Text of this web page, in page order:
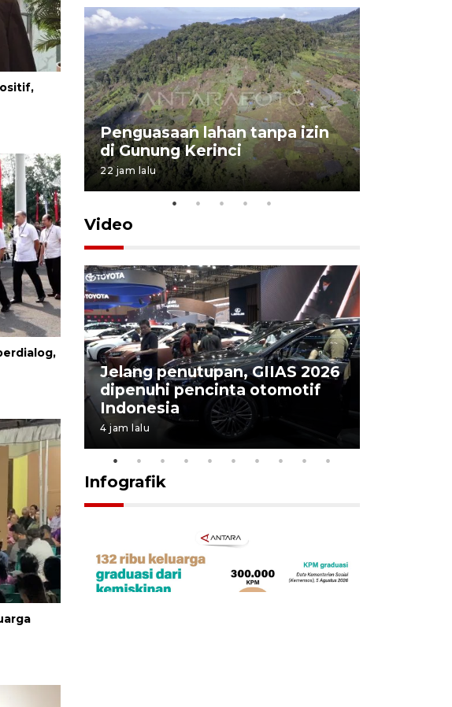
Penguasaan lahan tanpa izin
di Gunung Kerinci
22 jam lalu
Video
Jelang penutupan, GIIAS 2026
dipenuhi pencinta otomotif
Indonesia
4 jam lalu
Infografik